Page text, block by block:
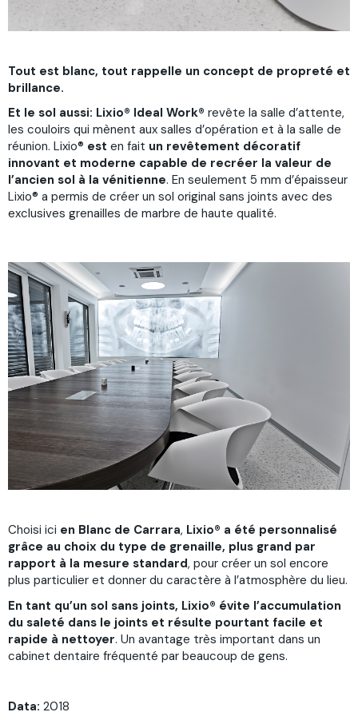
Tout est blanc, tout rappelle un concept de propreté et
brillance.
Et le sol aussi: Lixio® Ideal Work® revête la salle d’attente,
les couloirs qui mènent aux salles d’opération et à la salle de
réunion. Lixio® est en fait un revêtement décoratif
innovant et moderne capable de recréer la valeur de
l’ancien sol à la vénitienne. En seulement 5 mm d’épaisseur
Lixio® a permis de créer un sol original sans joints avec des
exclusives grenailles de marbre de haute qualité.
Choisi ici en Blanc de Carrara, Lixio® a été personnalisé
grâce au choix du type de grenaille, plus grand par
rapport à la mesure standard, pour créer un sol encore
plus particulier et donner du caractère à l’atmosphère du lieu.
En tant qu’un sol sans joints, Lixio® évite l’accumulation
du saleté dans le joints et résulte pourtant facile et
rapide à nettoyer. Un avantage très important dans un
cabinet dentaire fréquenté par beaucoup de gens.
Data: 2018